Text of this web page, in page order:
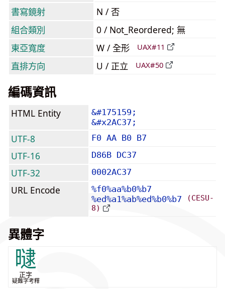
書寫鏡射
N / 否
組合類別
0 / Not_Reordered; 無
東亞寬度
W / 全形 UAX#11
直排方向 U / 正立 UAX#50
編碼資訊
HTML Entity
&#175159;
&#x2AC37;
UTF-8 F0 AA B0 B7
UTF-16 D86B DC37
UTF-32 0002AC37
URL Encode
%f0%aa%b0%b7
%ed%a1%ab%ed%b0%b7
(CESU-
8)
異體字
曃
正字
疑難字考釋